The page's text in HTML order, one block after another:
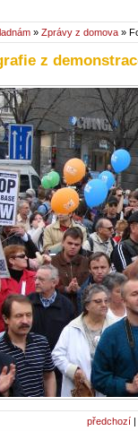
» Zprávy z domova »
z
předchozí |